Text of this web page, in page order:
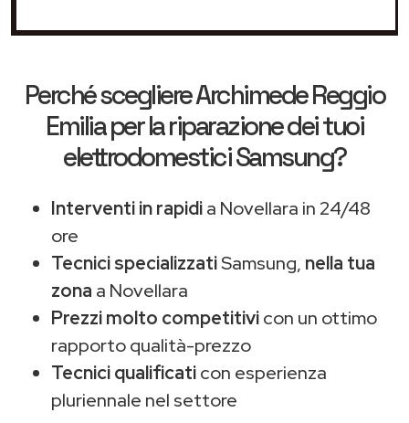
Perché scegliereArchimede Reggio
Emiliaper la riparazione dei tuoi
elettrodomestici Samsung?
Interventi in rapidia Novellara in 24/48
ore
Tecnici specializzatiSamsung, nella tua
zona a Novellara
Prezzi molto competitivicon un ottimo
rapporto qualità-prezzo
Tecnici qualificaticon esperienza
pluriennale nel settore